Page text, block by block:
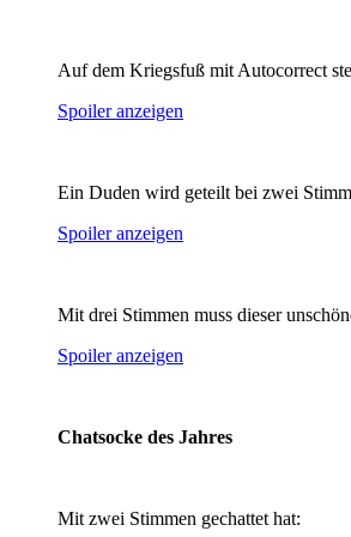
Auf dem Kriegsfuß mit Autocorrect
Spoiler anzeigen
Ein Duden wird geteilt bei zwei
Spoiler anzeigen
Mit drei Stimmen muss dieser
Spoiler anzeigen
Chatsocke des Jahres
Mit zwei Stimmen gechattet hat: